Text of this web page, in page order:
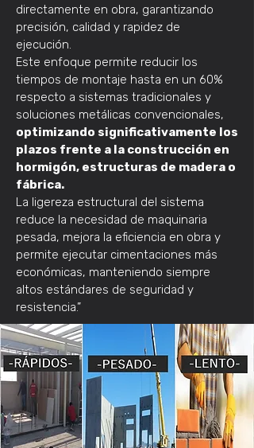
directamente en obra, garantizando
precisión, calidad y rapidez de
ejecución.
Este enfoque permite reducir los
tiempos de montaje hasta en un 60%
respecto a sistemas tradicionales y
soluciones metálicas convencionales,
optimizando significativamente los
plazos frente a la construcción en
hormigón, estructuras de madera o
fábrica.
La ligereza estructural del sistema
reduce la necesidad de maquinaria
pesada, mejora la eficiencia en obra y
permite ejecutar cimentaciones más
económicas, manteniendo siempre
altos estándares de seguridad y
resistencia.”